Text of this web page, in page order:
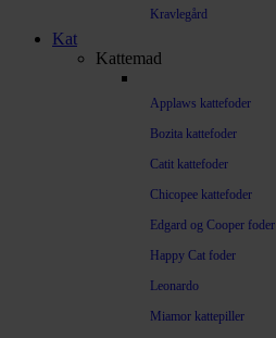
Kravlegård
Kat
Kattemad
Applaws kattefoder
Bozita kattefoder
Catit kattefoder
Chicopee kattefoder
Edgard og Cooper foder
Happy Cat foder
Leonardo
Miamor kattepiller